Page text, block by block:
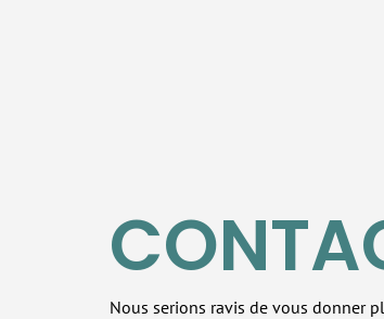
Nous serions ravis de vous donner